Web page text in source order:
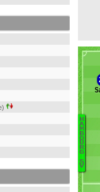
H
A
M
B
O
U
R
G
S
V